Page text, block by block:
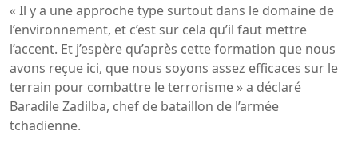
« Il y a une approche type surtout dans le domaine de
l’environnement, et c’est sur cela qu’il faut mettre
l’accent. Et j’espère qu’après cette formation que nous
avons reçue ici, que nous soyons assez efficaces sur le
terrain pour combattre le terrorisme » a déclaré
Baradile Zadilba, chef de bataillon de l’armée
tchadienne.